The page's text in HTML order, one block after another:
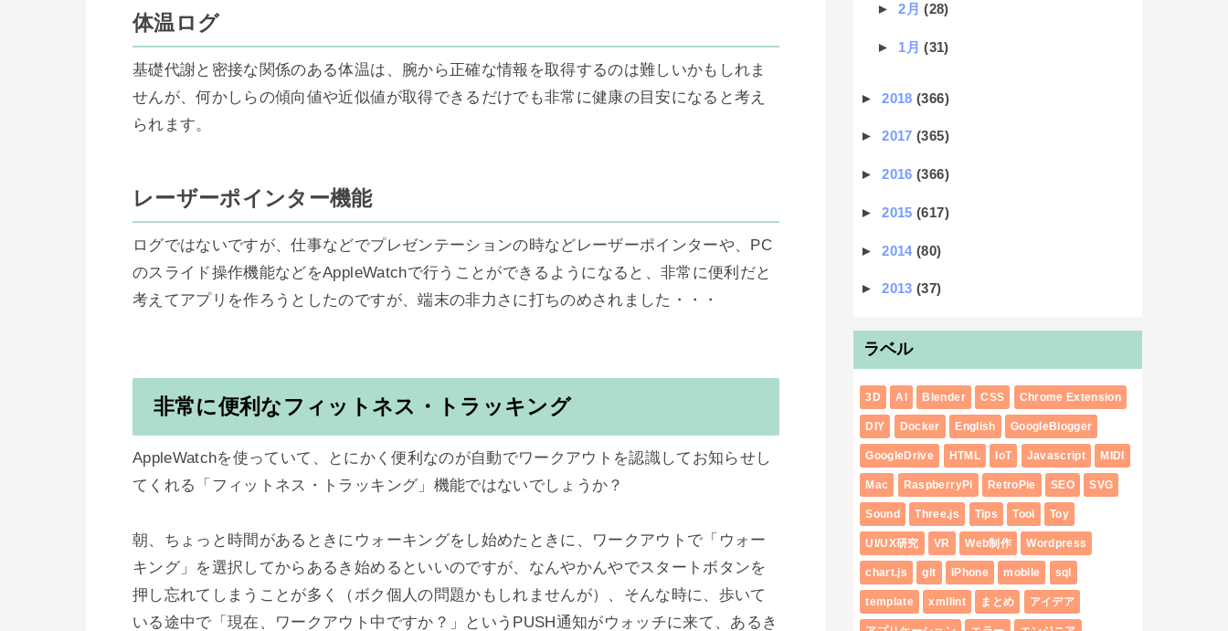
体温ログ
基礎代謝と密接な関係のある体温は、腕から正確な情報を取得するのは難しいかもしれま
せんが、何かしらの傾向値や近似値が取得できるだけでも非常に健康の目安になると考え
られます。
レーザーポインター機能
ログではないですが、仕事などでプレゼンテーションの時などレーザーポインターや、PC
のスライド操作機能などをAppleWatchで行うことができるようになると、非常に便利だと
考えてアプリを作ろうとしたのですが、端末の非力さに打ちのめされました・・・
非常に便利なフィットネス・トラッキング
AppleWatchを使っていて、とにかく便利なのが自動でワークアウトを認識してお知らせし
てくれる「フィットネス・トラッキング」機能ではないでしょうか？
朝、ちょっと時間があるときにウォーキングをし始めたときに、ワークアウトで「ウォー
キング」を選択してからあるき始めるといいのですが、なんやかんやでスタートボタンを
押し忘れてしまうことが多く（ボク個人の問題かもしれませんが）、そんな時に、歩いて
いる途中で「現在、ワークアウト中ですか？」というPUSH通知がウォッチに来て、あるき
►2月(28)
► 1月(31)
►2018(366)
►2017(365)
►2016(366)
►2015(617)
►2014(80)
►2013(37)
ラベル
3D AI Blender CSS Chrome Extension
DIY Docker English GoogleBlogger
GoogleDrive HTML IoT Javascript MIDI
Mac RaspberryPi RetroPie SEO SVG
Sound Three.js Tips Tool Toy
UI/UX研究 VR Web制作 Wordpress
chart.js git iPhone mobile sql
template xmllint まとめ アイデア